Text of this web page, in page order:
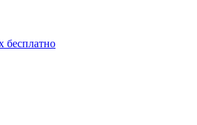
бесплатно